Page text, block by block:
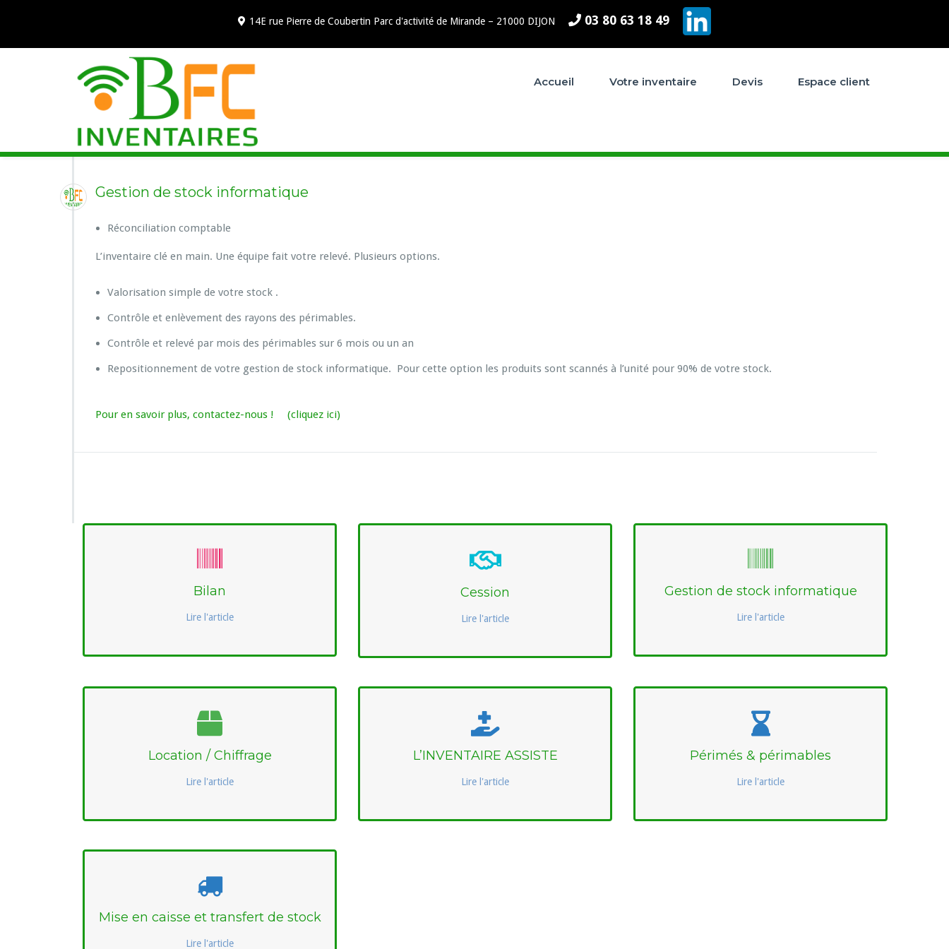
14E rue Pierre de Coubertin Parc d'activité de Mirande – 21000 DIJON 03 80 63 18 49
Accueil Votre inventaire Devis Espace client
Gestion de stock informatique
Réconciliation comptable
L’inventaire clé en main. Une équipe fait votre relevé. Plusieurs options.
Valorisation simple de votre stock .
Contrôle et enlèvement des rayons des périmables.
Contrôle et relevé par mois des périmables sur 6 mois ou un an
Repositionnement de votre gestion de stock informatique. Pour cette option les produits sont scannés à l’unité pour 90% de votre stock.
Pour en savoir plus, contactez-nous ! (cliquez ici)
Bilan
Lire l'article
Cession
Lire l'article
Gestion de stock informatique
Lire l'article
Location / Chiffrage
Lire l'article
L’INVENTAIRE ASSISTE
Lire l'article
Périmés & périmables
Lire l'article
Mise en caisse et transfert de stock
Lire l'article